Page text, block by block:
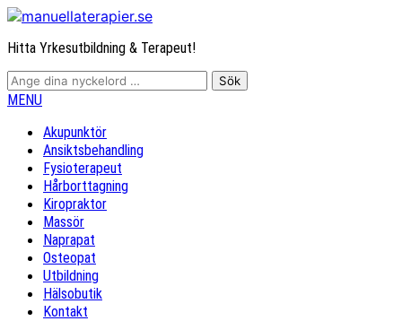
Hitta Yrkesutbildning & Terapeut!
MENU
Akupunktör
Ansiktsbehandling
Fysioterapeut
Hårborttagning
Kiropraktor
Massör
Naprapat
Osteopat
Utbildning
Hälsobutik
Kontakt